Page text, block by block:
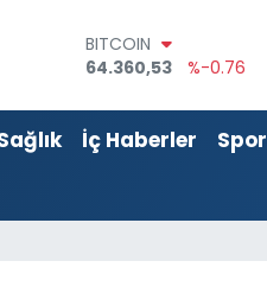
DOLAR
47,7143
%0.16
55,0317
%-0.02
STERLİN
İç Haberler Spor